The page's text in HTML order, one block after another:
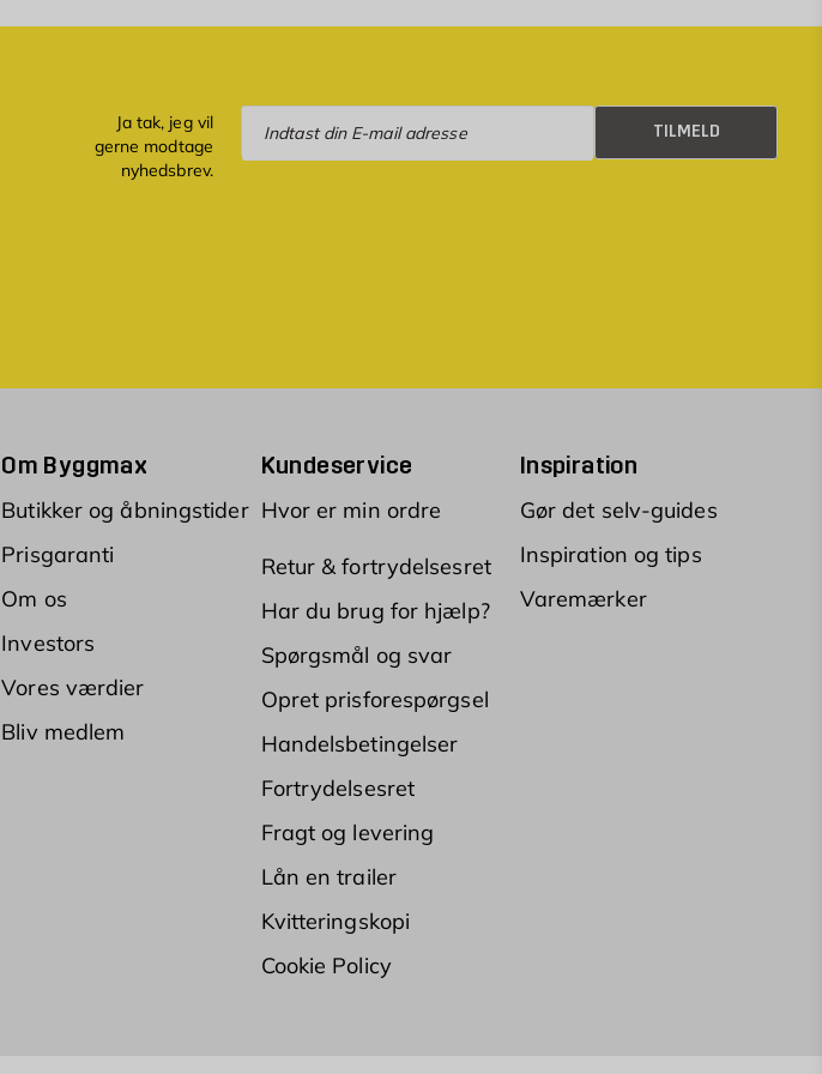
Ja tak, jeg vil
gerne modtage
nyhedsbrev.
Tilmeld
TILMELD
Om Byggmax
Butikker og åbningstider
Prisgaranti
Om os
Investors
Vores værdier
Bliv medlem
Kundeservice
Hvor er min ordre
Retur & fortrydelsesret
Har du brug for hjælp?
Spørgsmål og svar
Opret prisforespørgsel
Handelsbetingelser
Fortrydelsesret
Fragt og levering
Lån en trailer
Kvitteringskopi
Cookie Policy
Inspiration
Gør det selv-guides
Inspiration og tips
Varemærker